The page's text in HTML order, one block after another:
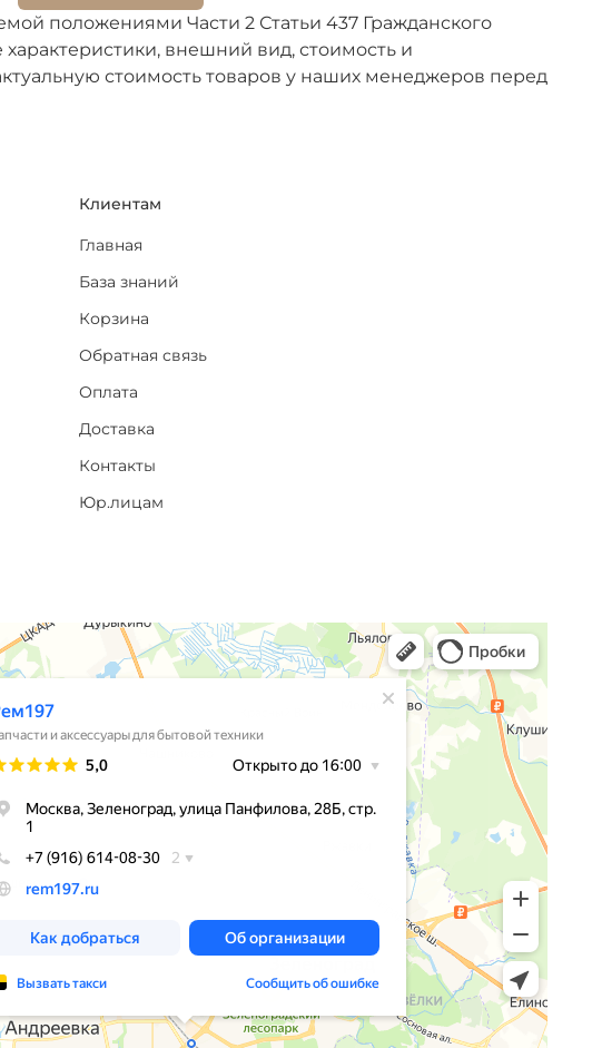
положениями Части 2 Статьи 437 Гражданского
внешний вид, стоимость и
стоимость товаров у наших менеджеров перед
Клиентам
Главная
База знаний
Корзина
Обратная связь
Оплата
Доставка
Контакты
Юр.лицам